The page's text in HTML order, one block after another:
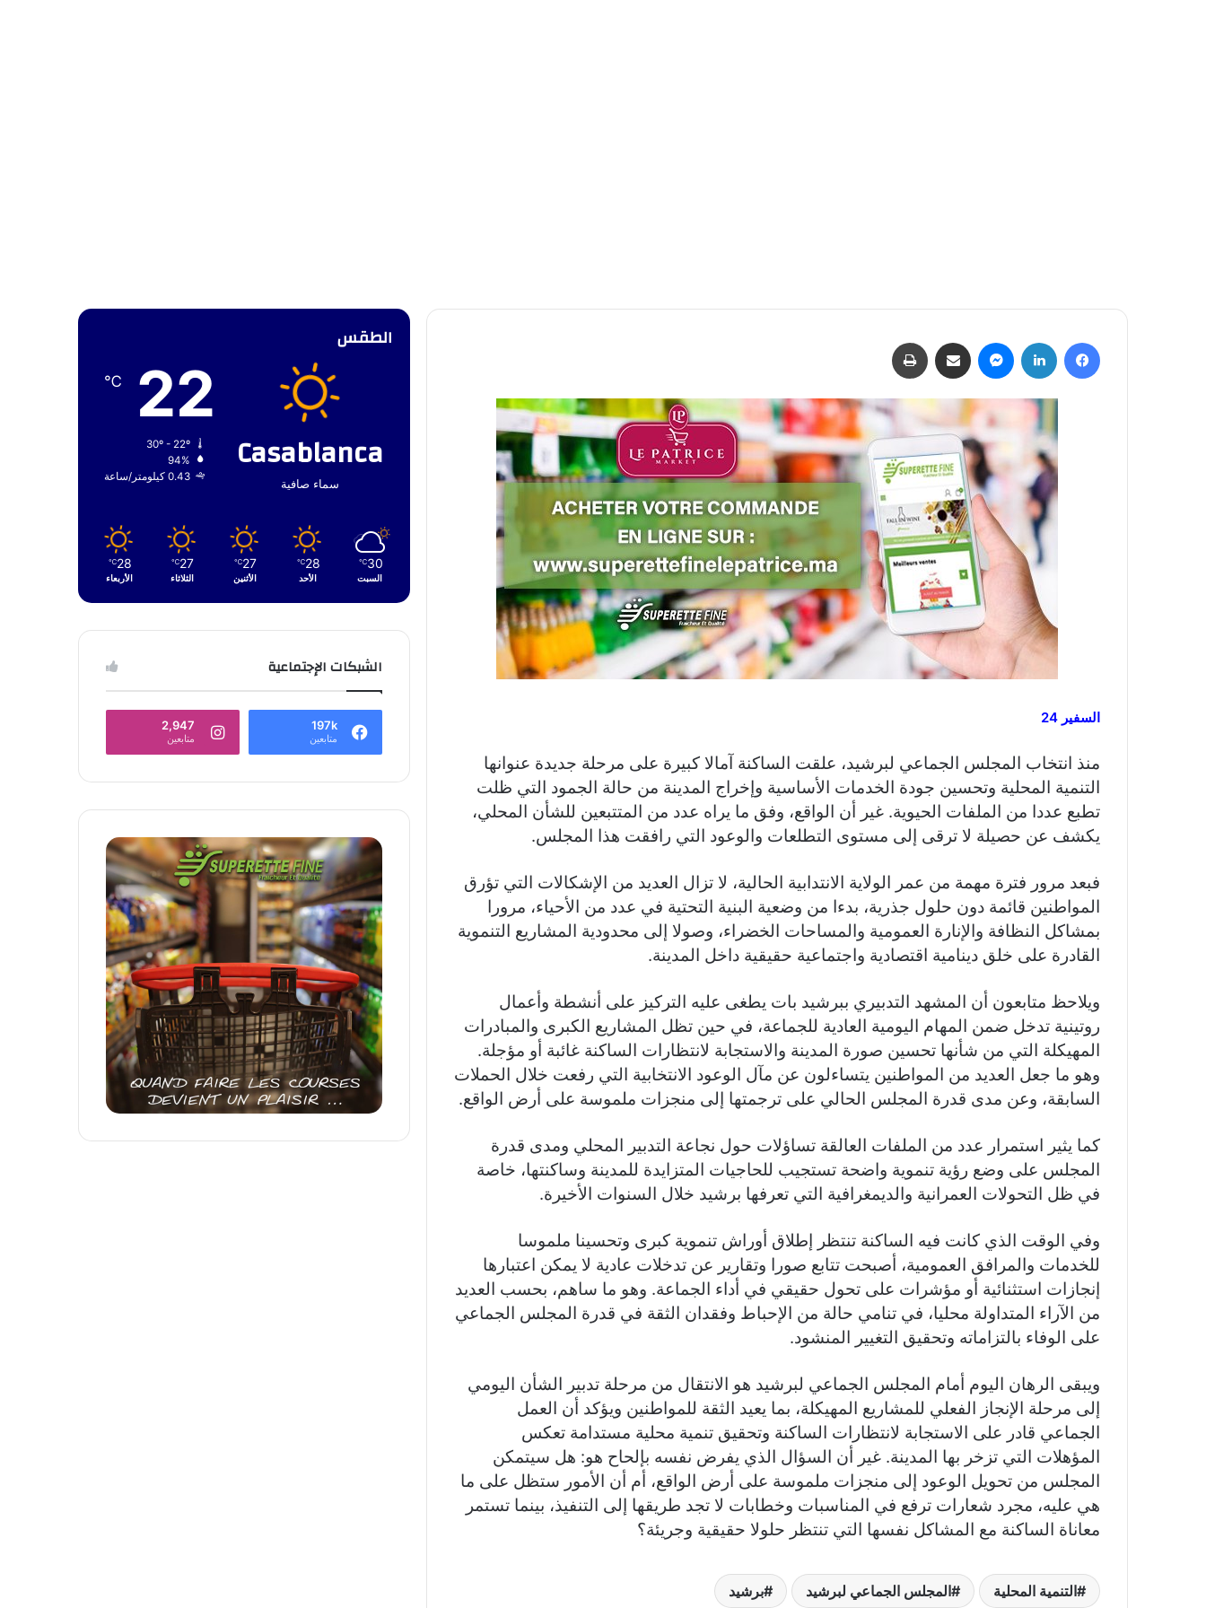
فيسبوك لينكدإن ماسنجر مشاركة عبر البريد
السفير 24
منذ انتخاب المجلس الجماعي لبرشيد، علقت الساكنة آمالا كبيرة على مرحلة جديدة عنوانها
التنمية المحلية وتحسين جودة الخدمات الأساسية وإخراج المدينة من حالة الجمود التي ظلت
تطبع عددا من الملفات الحيوية. غير أن الواقع، وفق ما يراه عدد من المتتبعين للشأن المحلي،
يكشف عن حصيلة لا ترقى إلى مستوى التطلعات والوعود التي رافقت هذا المجلس.
فبعد مرور فترة مهمة من عمر الولاية الانتدابية الحالية، لا تزال العديد من الإشكالات التي تؤرق
المواطنين قائمة دون حلول جذرية، بدءا من وضعية البنية التحتية في عدد من الأحياء، مرورا
بمشاكل النظافة والإنارة العمومية والمساحات الخضراء، وصولا إلى محدودية المشاريع التنموية
القادرة على خلق دينامية اقتصادية واجتماعية حقيقية داخل المدينة.
ويلاحظ متابعون أن المشهد التدبيري ببرشيد بات يطغى عليه التركيز على أنشطة وأعمال
روتينية تدخل ضمن المهام اليومية العادية للجماعة، في حين تظل المشاريع الكبرى والمبادرات
المهيكلة التي من شأنها تحسين صورة المدينة والاستجابة لانتظارات الساكنة غائبة أو مؤجلة.
وهو ما جعل العديد من المواطنين يتساءلون عن مآل الوعود الانتخابية التي رفعت خلال الحملات
السابقة، وعن مدى قدرة المجلس الحالي على ترجمتها إلى منجزات ملموسة على أرض الواقع.
كما يثير استمرار عدد من الملفات العالقة تساؤلات حول نجاعة التدبير المحلي ومدى قدرة
المجلس على وضع رؤية تنموية واضحة تستجيب للحاجيات المتزايدة للمدينة وساكنتها، خاصة
في ظل التحولات العمرانية والديمغرافية التي تعرفها برشيد خلال السنوات الأخيرة.
وفي الوقت الذي كانت فيه الساكنة تنتظر إطلاق أوراش تنموية كبرى وتحسينا ملموسا
للخدمات والمرافق العمومية، أصبحت تتابع صورا وتقارير عن تدخلات عادية لا يمكن اعتبارها
إنجازات استثنائية أو مؤشرات على تحول حقيقي في أداء الجماعة. وهو ما ساهم، بحسب العديد
من الآراء المتداولة محليا، في تنامي حالة من الإحباط وفقدان الثقة في قدرة المجلس الجماعي
على الوفاء بالتزاماته وتحقيق التغيير المنشود.
ويبقى الرهان اليوم أمام المجلس الجماعي لبرشيد هو الانتقال من مرحلة تدبير الشأن اليومي
إلى مرحلة الإنجاز الفعلي للمشاريع المهيكلة، بما يعيد الثقة للمواطنين ويؤكد أن العمل
الجماعي قادر على الاستجابة لانتظارات الساكنة وتحقيق تنمية محلية مستدامة تعكس
المؤهلات التي تزخر بها المدينة. غير أن السؤال الذي يفرض نفسه بإلحاح هو: هل سيتمكن
المجلس من تحويل الوعود إلى منجزات ملموسة على أرض الواقع، أم أن الأمور ستظل على ما
هي عليه، مجرد شعارات ترفع في المناسبات وخطابات لا تجد طريقها إلى التنفيذ، بينما تستمر
معاناة الساكنة مع المشاكل نفسها التي تنتظر حلولا حقيقية وجريئة؟
التنمية المحلية المجلس الجماعي لبرشيد برشيد
الطقس
Casablanca
سماء صافية
22
℃
94%
0.43 كيلومتر/ساعة
30
℃
السبت
28
℃
الأحد
27
℃
الأثنين
27
℃
الثلاثاء
28
℃
الأربعاء
الشبكات الإجتماعية
197k
متابعين
2,947
متابعين